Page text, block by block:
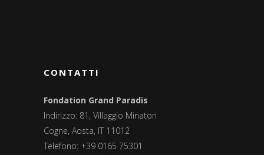
CONTATTI
Fondation Grand Paradis
Indirizzo: 81, Villaggio Minatori
Cogne, Aosta, IT 11012
Telefono: +39 0165 75301